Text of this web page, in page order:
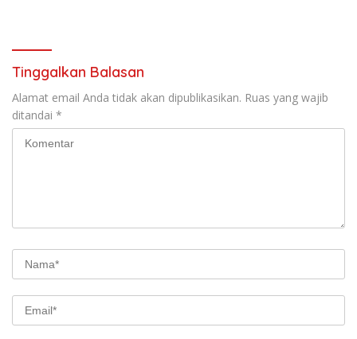
Tinggalkan Balasan
Alamat email Anda tidak akan dipublikasikan. Ruas yang wajib
ditandai *